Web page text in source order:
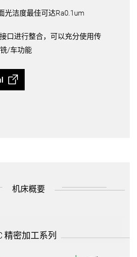
光洁度最佳可达Ra0.1um
口进行整合，可以充分使用传
/车功能
机床概要
精密加工系列